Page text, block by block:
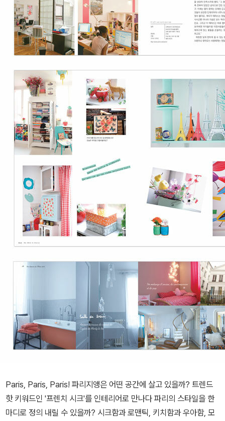
Paris, Paris, Paris! 파리지앵은 어떤 공간에 살고 있을까? 트렌드
핫 키워드인 '프렌치 시크'를 인테리어로 만나다 파리의 스타일을 한
마디로 정의 내릴 수 있을까? 시크함과 로맨틱, 키치함과 우아함, 모